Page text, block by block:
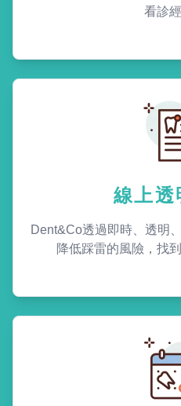
看診經
線上透
Dent&Co透過即時、透明
降低踩雷的風險，找